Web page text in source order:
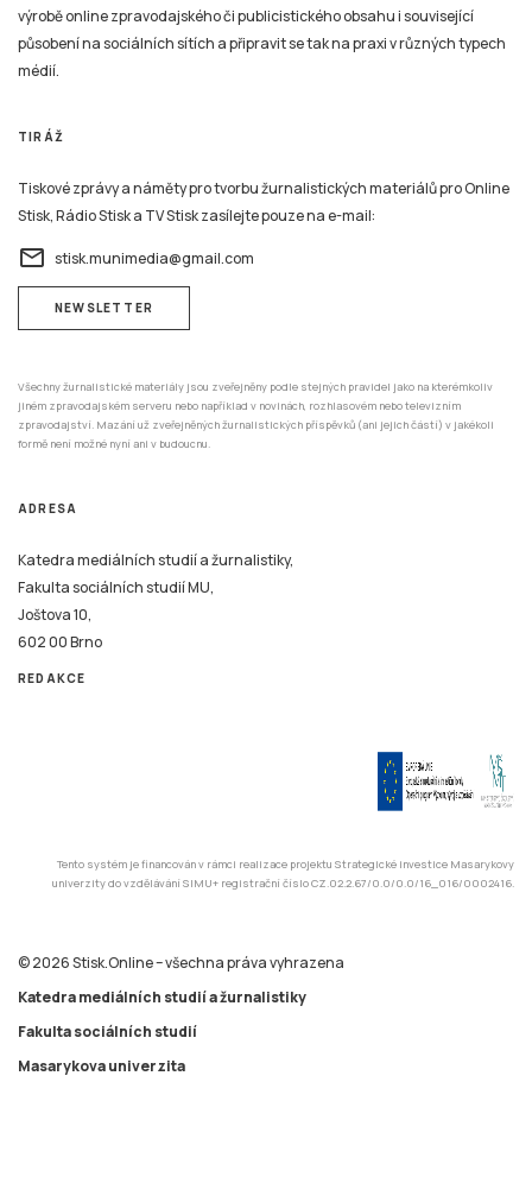
výrobě online zpravodajského či publicistického obsahu i související
působení na sociálních sítích a připravit se tak na praxi v různých typech
médií.
TIRÁŽ
Tiskové zprávy a náměty pro tvorbu žurnalistických materiálů pro Online
Stisk, Rádio Stisk a TV Stisk zasílejte pouze na e-mail:
email stisk.munimedia@gmail.com
NEWSLETTER
Všechny žurnalistické materiály jsou zveřejněny podle stejných pravidel jako na kterémkoliv
jiném zpravodajském serveru nebo například v novinách, rozhlasovém nebo televizním
zpravodajství. Mazání už zveřejněných žurnalistických příspěvků (ani jejich částí) v jakékoli
formě není možné nyní ani v budoucnu.
ADRESA
Katedra mediálních studií a žurnalistiky,
Fakulta sociálních studií MU,
Joštova 10,
602 00 Brno
REDAKCE
Tento systém je financován v rámci realizace projektu Strategické investice Masarykovy
univerzity do vzdělávání SIMU+ registrační číslo CZ.02.2.67/0.0/0.0/16_016/0002416.
© 2026 Stisk.Online – všechna práva vyhrazena
Katedra mediálních studií a žurnalistiky
Fakulta sociálních studií
Masarykova univerzita